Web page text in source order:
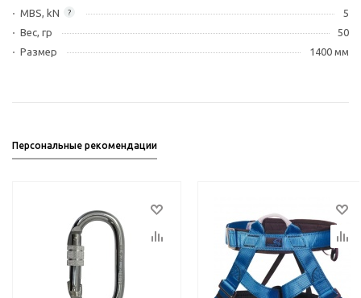
?
MBS, kN
5
Вес, гр
50
Размер
1400 мм
Персональные рекомендации